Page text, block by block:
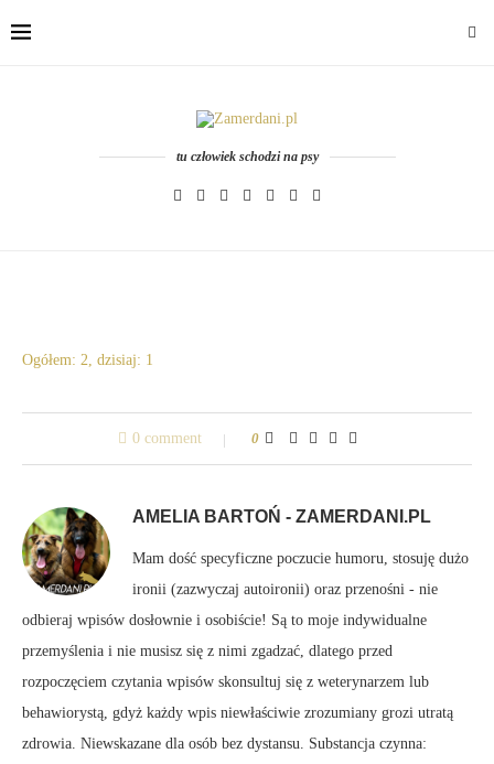
tu człowiek schodzi na psy
Ogółem: 2, dzisiaj: 1
0 comment 0
AMELIA BARTOŃ - ZAMERDANI.PL
Mam dość specyficzne poczucie humoru, stosuję dużo
ironii (zazwyczaj autoironii) oraz przenośni - nie
odbieraj wpisów dosłownie i osobiście! Są to moje indywidualne
przemyślenia i nie musisz się z nimi zgadzać, dlatego przed
rozpoczęciem czytania wpisów skonsultuj się z weterynarzem lub
behawiorystą, gdyż każdy wpis niewłaściwie zrozumiany grozi utratą
zdrowia. Niewskazane dla osób bez dystansu. Substancja czynna: